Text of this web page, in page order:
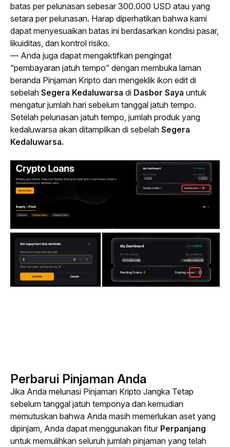
batas per pelunasan sebesar 300.000 USD atau yang
setara per pelunasan. Harap diperhatikan bahwa kami
dapat menyesuaikan batas ini berdasarkan kondisi pasar,
likuiditas, dan kontrol risiko.
— Anda juga dapat mengaktifkan pengingat
“pembayaran jatuh tempo” dengan membuka laman
beranda Pinjaman Kripto dan mengeklik ikon edit di
sebelah Segera Kedaluwarsa di Dasbor Saya untuk
mengatur jumlah hari sebelum tanggal jatuh tempo.
Setelah pelunasan jatuh tempo, jumlah produk yang
kedaluwarsa akan ditampilkan di sebelah Segera
Kedaluwarsa.
Perbarui Pinjaman Anda
Jika Anda melunasi Pinjaman Kripto Jangka Tetap
sebelum tanggal jatuh temponya dan kemudian
memutuskan bahwa Anda masih memerlukan aset yang
dipinjam, Anda dapat menggunakan fitur Perpanjang
untuk memulihkan seluruh jumlah pinjaman yang telah